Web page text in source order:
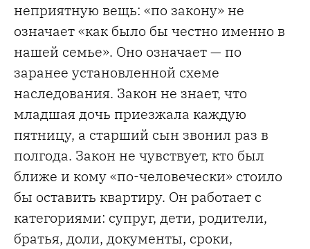
неприятную вещь: «по закону» не
означает «как было бы честно именно в
нашей семье». Оно означает — по
заранее установленной схеме
наследования. Закон не знает, что
младшая дочь приезжала каждую
пятницу, а старший сын звонил раз в
полгода. Закон не чувствует, кто был
ближе и кому «по-человечески» стоило
бы оставить квартиру. Он работает с
категориями: супруг, дети, родители,
братья, доли, документы, сроки,